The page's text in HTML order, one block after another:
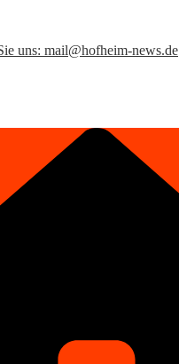
uns: mail@hofheim-news.de